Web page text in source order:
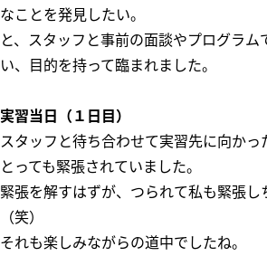
なことを発見したい。
と、スタッフと事前の面談やプログラ
い、目的を持って臨まれました。
実習当日（１日目）
スタッフと待ち合わせて実習先に向か
とっても緊張されていました。
緊張を解すはずが、つられて私も緊張し
（笑）
それも楽しみながらの道中でしたね。